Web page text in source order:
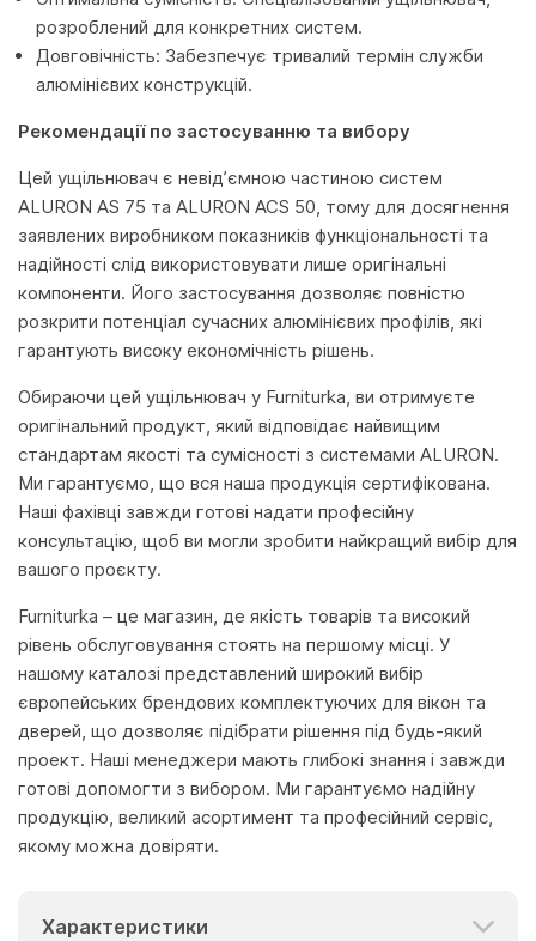
розроблений для конкретних систем.
Довговічність: Забезпечує тривалий термін служби
алюмінієвих конструкцій.
Рекомендації по застосуванню та вибору
Цей ущільнювач є невід’ємною частиною систем
ALURON AS 75 та ALURON ACS 50, тому для досягнення
заявлених виробником показників функціональності та
надійності слід використовувати лише оригінальні
компоненти. Його застосування дозволяє повністю
розкрити потенціал сучасних алюмінієвих профілів, які
гарантують високу економічність рішень.
Обираючи цей ущільнювач у Furniturka, ви отримуєте
оригінальний продукт, який відповідає найвищим
стандартам якості та сумісності з системами ALURON.
Ми гарантуємо, що вся наша продукція сертифікована.
Наші фахівці завжди готові надати професійну
консультацію, щоб ви могли зробити найкращий вибір для
вашого проєкту.
Furniturka – це магазин, де якість товарів та високий
рівень обслуговування стоять на першому місці. У
нашому каталозі представлений широкий вибір
європейських брендових комплектуючих для вікон та
дверей, що дозволяє підібрати рішення під будь-який
проект. Наші менеджери мають глибокі знання і завжди
готові допомогти з вибором. Ми гарантуємо надійну
продукцію, великий асортимент та професійний сервіс,
якому можна довіряти.
Характеристики